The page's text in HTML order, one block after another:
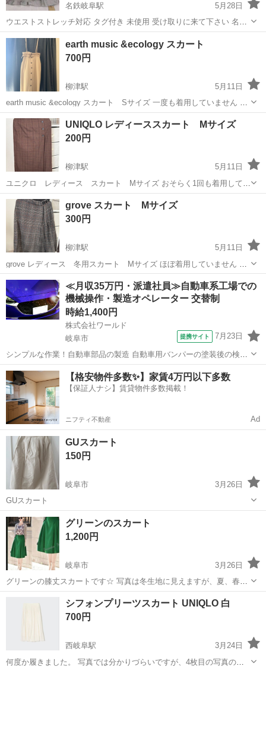
名鉄岐阜駅
5月28日
ウエストストレッチ対応 タグ付き 未使用 受け取りに来て下さい 名鉄
岐阜駅近所
岐阜 岐阜市
earth music &ecology スカート
700円
柳津駅
5月11日
earth music &ecology スカート Sサイズ 一度も着用していません ポ
ケットあり ウエストの調整は難しいタイプです
岐阜 岐阜市 スカート
UNIQLO レディーススカート Mサイズ
200円
柳津駅
5月11日
ユニクロ レディース スカート Mサイズ おそらく1回も着用してい
ません チャックタイプで、ウエストサイズ調整は難しそうです 生地は
しっかりとした作りになっています 157cmの自分で膝下から足首の間
ほどの丈です サイズ画像...
岐阜 岐阜市 スカート UNIQLO
grove スカート Mサイズ
300円
柳津駅
5月11日
grove レディース 冬用スカート Mサイズ ほぼ着用していません し
っかりとした作りです ウエストサイズについては記載がなく不明です
が、あまり調節は効かなさそうです 丈は157cmの自分の足首少し上く
らいです
岐阜 岐阜市 柳津駅 スカート した
≪月収35万円・派遣社員≫自動車系工場での
機械操作・製造オペレーター 交替制
時給1,400円
株式会社ワールド
岐阜市
提携サイト 7月23日
シンプルな作業！自動車部品の製造 自動車用バンパーの塗装後の検査
毎日通勤などで使う自動車のバンパーを製造している工場です。 お仕
事内容は自動車バンパーの塗装後の検査をします。 塗装後に色ムラが
ないか等、証明ブースの中で...
岐阜 岐阜市 その他
【格安物件多数✨】家賃4万円以下多数
【保証人ナシ】賃貸物件多数掲載！
ニフティ不動産 Ad
GUスカート
150円
岐阜市
3月26日
GUスカート
岐阜 岐阜市 スカート
グリーンのスカート
1,200円
岐阜市
3月26日
グリーンの膝丈スカートです☆ 写真は冬生地に見えますが、夏、春、
秋用です。 サイズ Ｍ 着丈：約60cm ※素人採寸ですのでご了承くだ
岐阜市 スカート グリーン
シフォンプリーツスカート UNIQLO 白
700円
西岐阜駅
3月24日
何度か履きました。 写真では分かりづらいですが、4枚目の写真の位